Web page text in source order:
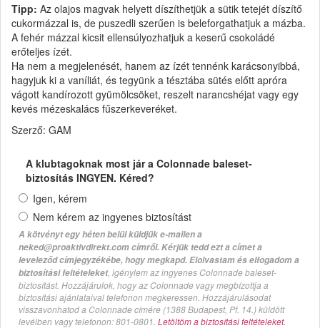
Tipp: Az olajos magvak helyett díszíthetjük a sütik tetejét díszítő
cukormázzal is, de puszedli szerűen is beleforgathatjuk a mázba.
A fehér mázzal kicsit ellensúlyozhatjuk a keserű csokoládé
erőteljes ízét.
Ha nem a megjelenését, hanem az ízét tennénk karácsonyibbá,
hagyjuk ki a vaníliát, és tegyünk a tésztába sütés előtt apróra
vágott kandírozott gyümölcsöket, reszelt narancshéjat vagy egy
kevés mézeskalács fűszerkeveréket.
Szerző: GAM
A klubtagoknak most jár a Colonnade baleset-
biztosítás INGYEN. Kéred?
Igen, kérem
Nem kérem az ingyenes biztosítást
A kötvényt egy héten belül küldjük e-mailen a
neked@proaktivdirekt.com címről. Kérjük tedd ezt a címet a
leveleződ címjegyzékébe, hogy megkapd. Elolvastam és elfogadom a
biztosítási feltételeket, igénylem az ingyenes Colonnade baleset-
biztosítást. Hozzájárulok, hogy az Colonnade vagy megbízottja a
biztosítási ajánlataival telefonon megkeressen. Hozzájárulásodat
visszavonhatod a Colonnade címére (1388 Budapest, Pf. 14.) küldött
levélben vagy telefonon: 801-0801. Letöltöm a biztosítási feltételeket.